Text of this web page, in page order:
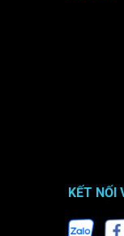
KẾT NỐI